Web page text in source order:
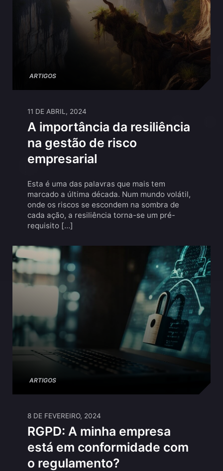
ARTIGOS
11 DE ABRIL, 2024
A importância da resiliência
na gestão de risco
empresarial
Esta é uma das palavras que mais tem
marcado a última década. Num mundo volátil,
onde os riscos se escondem na sombra de
cada ação, a resiliência torna-se um pré-
requisito […]
ARTIGOS
8 DE FEVEREIRO, 2024
RGPD: A minha empresa
está em conformidade com
o regulamento?